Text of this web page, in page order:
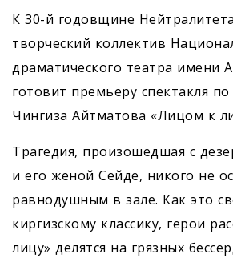
К 30-й годовщине
творческий коллектив
драматического театра имени
готовит премьеру спектакля
Чингиза Айтматова «Лицом к
Трагедия, произошедшая с
и его женой Сейде, никого не
равнодушным в зале. Как это
киргизскому классику, герои
лицу» делятся на грязных